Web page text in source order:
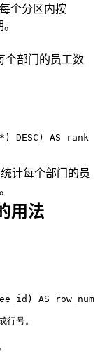
个分区内按
个部门的员工数
DESC) AS rank
计每个部门的员
用法
AS row_num
号。